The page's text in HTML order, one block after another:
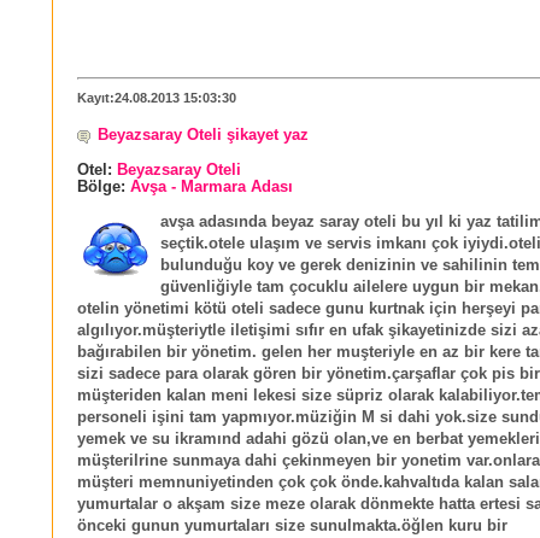
Kayıt:24.08.2013 15:03:30
Beyazsaray Oteli şikayet yaz
Otel: Beyazsaray Oteli
Bölge: Avşa - Marmara Adası
avşa adasında beyaz saray oteli bu yıl ki yaz
seçtik.otele ulaşım ve servis imkanı çok
bulunduğu koy ve gerek denizinin ve sahilinin
güvenliğiyle tam çocuklu ailelere uygun bir
otelin yönetimi kötü oteli sadece gunu kurtnak için herşeyi
algılıyor.müşteriytle iletişimi sıfır en ufak şikayetinizde sizi
bağırabilen bir yönetim. gelen her muşteriyle en az bir kere
sizi sadece para olarak gören bir yönetim.çarşaflar çok pis
müşteriden kalan meni lekesi size süpriz olarak
personeli işini tam yapmıyor.müziğin M si dahi yok.size
yemek ve su ikramınd adahi gözü olan,ve en berbat yemekleri
müşterilrine sunmaya dahi çekinmeyen bir yonetim
müşteri memnuniyetinden çok çok önde.kahvaltıda kalan
yumurtalar o akşam size meze olarak dönmekte hatta ertesi
önceki gunun yumurtaları size sunulmakta.öğlen kuru bir